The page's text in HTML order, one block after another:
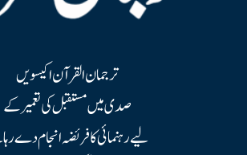
ترجمان القرآن اکیسویں
صدی میں مستقبل کی تعمیر کے
لیے رہنمائی کا فریضہ انجام دے